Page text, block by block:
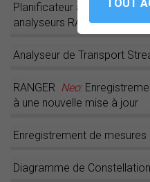
Planificateur automatique
analyseurs RANGERNeo
Analyseur de Transport
RANGER Neo:
à une nouvelle mise à jour
Enregistrement de
Diagramme de Constellation